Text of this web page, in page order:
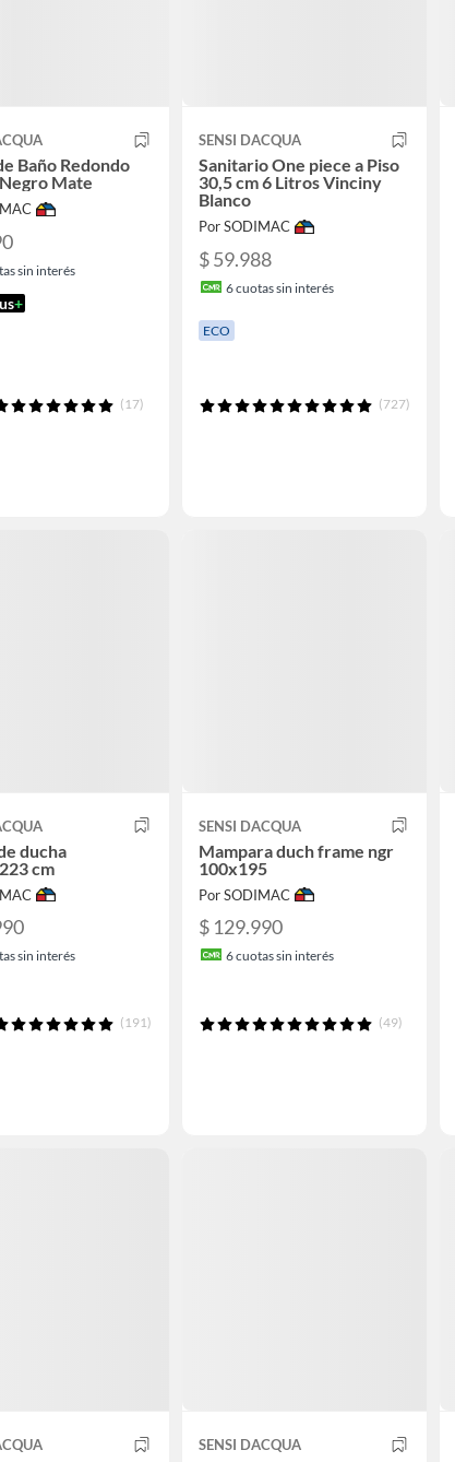
Baño Redondo
Mate
sin interés
+
(17)
SENSI DACQUA
Sanitario One piece a Piso
30,5 cm 6 Litros Vinciny
Blanco
Por SODIMAC
$ 59.988
6cuotas sin interés
ECO
(727)
ducha
cm
sin interés
(191)
SENSI DACQUA
Mampara duch frame ngr
100x195
Por SODIMAC
$ 129.990
6cuotas sin interés
(49)
SENSI DACQUA